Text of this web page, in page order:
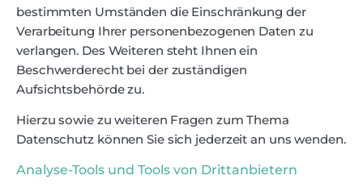
bestimmten Umständen die Einschränkung der
Verarbeitung Ihrer personenbezogenen Daten zu
verlangen. Des Weiteren steht Ihnen ein
Beschwerderecht bei der zuständigen
Aufsichtsbehörde zu.
Hierzu sowie zu weiteren Fragen zum Thema
Datenschutz können Sie sich jederzeit an uns wenden.
Analyse-Tools und Tools von Dritt­anbietern